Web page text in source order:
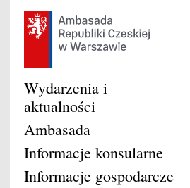
Wydarzenia i
aktualności
Ambasada
Informacje konsularne
Informacje gospodarcze